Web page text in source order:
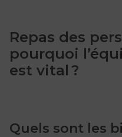
Repas des
pourquoi
est vital ?
Quels sont les